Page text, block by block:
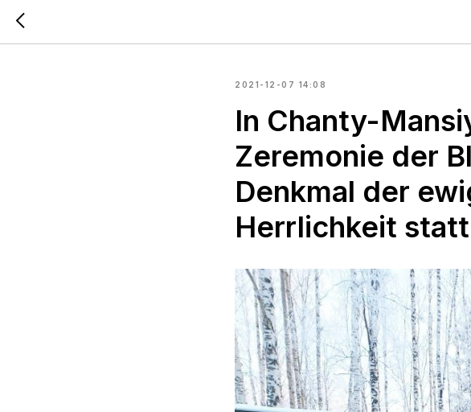
2021-12-07 14:08
In Chanty-
Zeremonie der
Denkmal der
Herrlichkeit statt